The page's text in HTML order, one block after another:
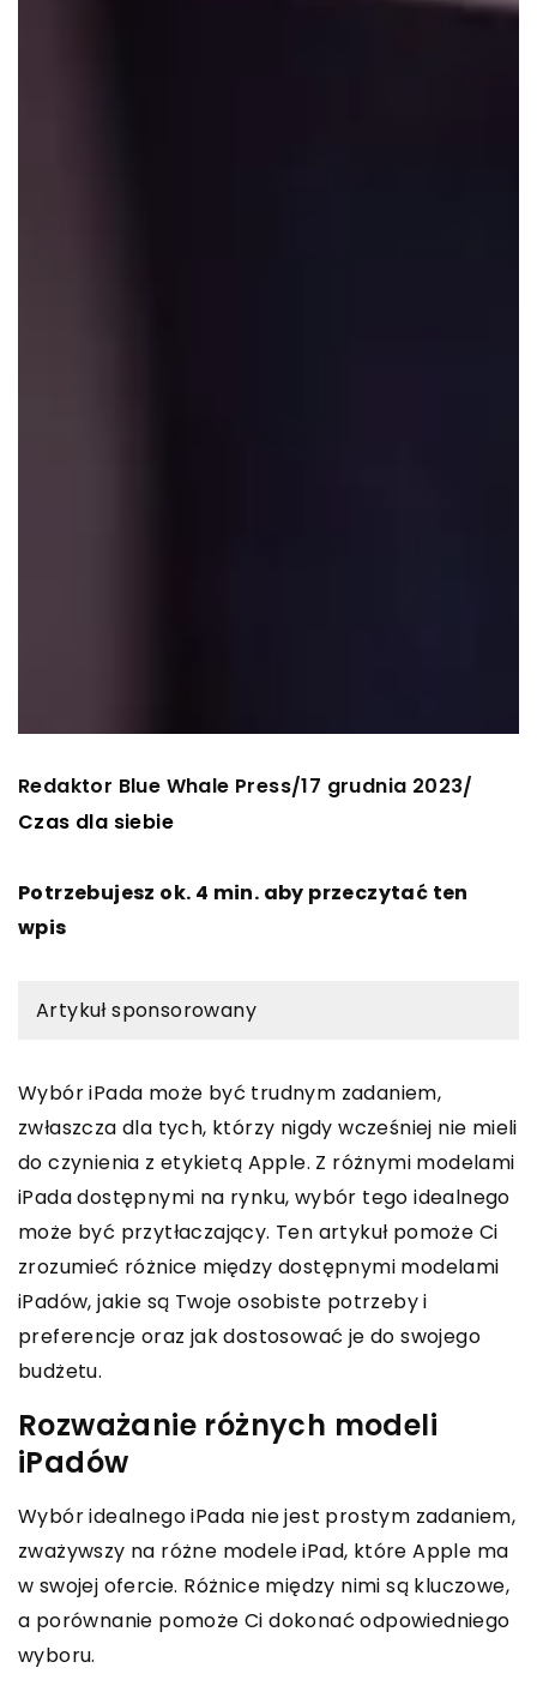
Redaktor Blue Whale Press/17 grudnia 2023/
Czas dla siebie
Potrzebujesz ok. 4 min. aby przeczytać ten
wpis
Artykuł sponsorowany
Wybór iPada może być trudnym zadaniem,
zwłaszcza dla tych, którzy nigdy wcześniej nie mieli
do czynienia z etykietą Apple. Z różnymi modelami
iPada dostępnymi na rynku, wybór tego idealnego
może być przytłaczający. Ten artykuł pomoże Ci
zrozumieć różnice między dostępnymi modelami
iPadów, jakie są Twoje osobiste potrzeby i
preferencje oraz jak dostosować je do swojego
budżetu.
Rozważanie różnych modeli
iPadów
Wybór idealnego iPada nie jest prostym zadaniem,
zważywszy na różne modele iPad, które Apple ma
w swojej ofercie. Różnice między nimi są kluczowe,
a porównanie pomoże Ci dokonać odpowiedniego
wyboru.